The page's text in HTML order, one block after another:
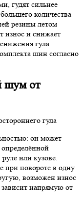
гудят сильнее
количества
резины летом
износ и снижает
гула
шин согласно
шум от
он может
определённой
или кузове.
при повороте в одну
возможен износ
напрямую от